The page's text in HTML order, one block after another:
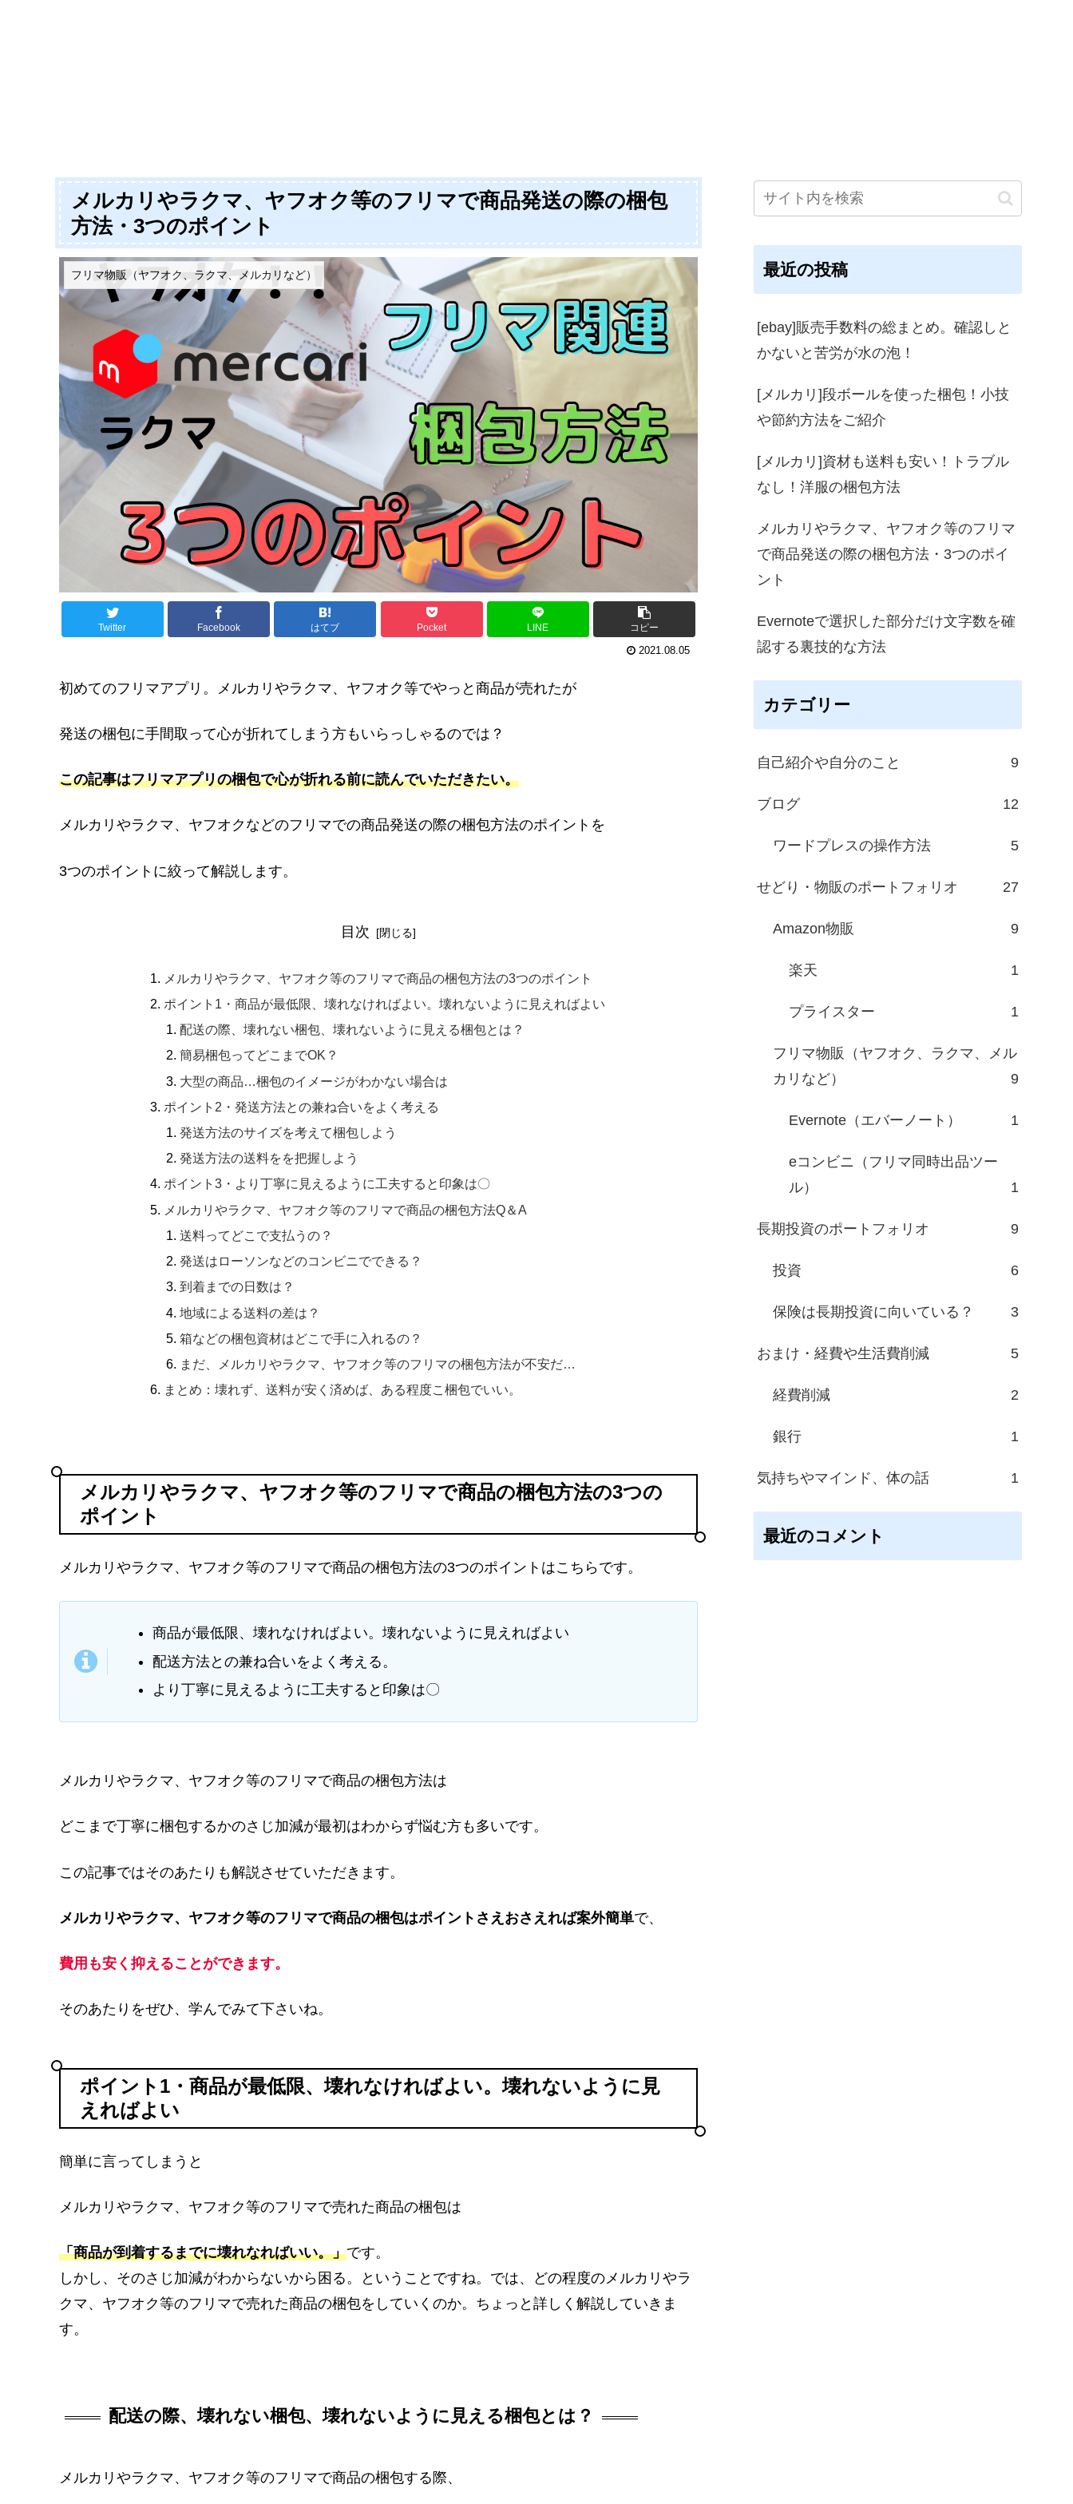
メルカリやラクマ、ヤフオク等のフリマで商品発送の際の梱包
方法・3つのポイント
フリマ物販（ヤフオク、ラクマ、メルカリなど）
Twitter Facebook はてブ Pocket LINE コピー
2021.08.05
初めてのフリマアプリ。メルカリやラクマ、ヤフオク等でやっと商品が売れたが
発送の梱包に手間取って心が折れてしまう方もいらっしゃるのでは？
この記事はフリマアプリの梱包で心が折れる前に読んでいただきたい。
メルカリやラクマ、ヤフオクなどのフリマでの商品発送の際の梱包方法のポイントを
3つのポイントに絞って解説します。
目次
メルカリやラクマ、ヤフオク等のフリマで商品の梱包方法の3つのポイント
ポイント1・商品が最低限、壊れなければよい。壊れないように見えればよい
配送の際、壊れない梱包、壊れないように見える梱包とは？
簡易梱包ってどこまでOK？
大型の商品…梱包のイメージがわかない場合は
ポイント2・発送方法との兼ね合いをよく考える
発送方法のサイズを考えて梱包しよう
発送方法の送料をを把握しよう
ポイント3・より丁寧に見えるように工夫すると印象は〇
メルカリやラクマ、ヤフオク等のフリマで商品の梱包方法Q＆A
送料ってどこで支払うの？
発送はローソンなどのコンビニでできる？
到着までの日数は？
地域による送料の差は？
箱などの梱包資材はどこで手に入れるの？
まだ、メルカリやラクマ、ヤフオク等のフリマの梱包方法が不安だ…
まとめ：壊れず、送料が安く済めば、ある程度こ梱包でいい。
メルカリやラクマ、ヤフオク等のフリマで商品の梱包方法の3つの
ポイント
メルカリやラクマ、ヤフオク等のフリマで商品の梱包方法の3つのポイントはこちらです。
商品が最低限、壊れなければよい。壊れないように見えればよい
配送方法との兼ね合いをよく考える。
より丁寧に見えるように工夫すると印象は〇
メルカリやラクマ、ヤフオク等のフリマで商品の梱包方法は
どこまで丁寧に梱包するかのさじ加減が最初はわからず悩む方も多いです。
この記事ではそのあたりも解説させていただきます。
メルカリやラクマ、ヤフオク等のフリマで商品の梱包はポイントさえおさえれば案外簡単で、
費用も安く抑えることができます。
そのあたりをぜひ、学んでみて下さいね。
ポイント1・商品が最低限、壊れなければよい。壊れないように見
えればよい
簡単に言ってしまうと
メルカリやラクマ、ヤフオク等のフリマで売れた商品の梱包は
「商品が到着するまでに壊れなればいい。」です。
しかし、そのさじ加減がわからないから困る。ということですね。では、どの程度のメルカリやラ
クマ、ヤフオク等のフリマで売れた商品の梱包をしていくのか。ちょっと詳しく解説していきま
す。
配送の際、壊れない梱包、壊れないように見える梱包とは？
メルカリやラクマ、ヤフオク等のフリマで商品の梱包する際、
最近の投稿
[ebay]販売手数料の総まとめ。確認しと
かないと苦労が水の泡！
[メルカリ]段ボールを使った梱包！小技
や節約方法をご紹介
[メルカリ]資材も送料も安い！トラブル
なし！洋服の梱包方法
メルカリやラクマ、ヤフオク等のフリマ
で商品発送の際の梱包方法・3つのポイ
ント
Evernoteで選択した部分だけ文字数を確
認する裏技的な方法
カテゴリー
自己紹介や自分のこと 9
ブログ 12
ワードプレスの操作方法 5
せどり・物販のポートフォリオ 27
Amazon物販 9
楽天 1
プライスター 1
フリマ物販（ヤフオク、ラクマ、メル
カリなど）
9
Evernote（エバーノート） 1
eコンビニ（フリマ同時出品ツー
ル）
1
長期投資のポートフォリオ 9
投資 6
保険は長期投資に向いている？ 3
おまけ・経費や生活費削減 5
経費削減 2
銀行 1
気持ちやマインド、体の話 1
最近のコメント